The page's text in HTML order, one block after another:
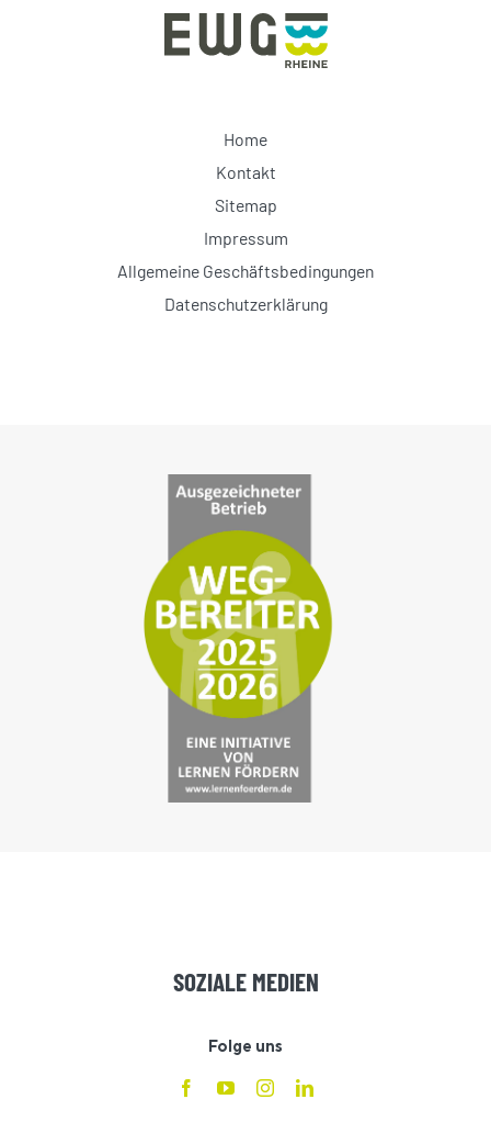
Home
Kontakt
Sitemap
Impressum
Allgemeine Geschäftsbedingungen
Datenschutzerklärung
SOZIALE MEDIEN
Folge uns